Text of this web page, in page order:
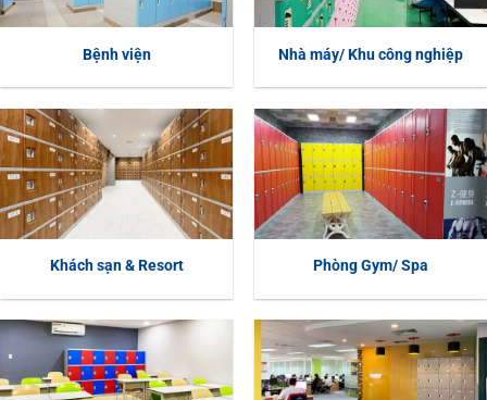
Bệnh viện Nhà máy/ Khu công nghiệp
Khách sạn & Resort Phòng Gym/ Spa